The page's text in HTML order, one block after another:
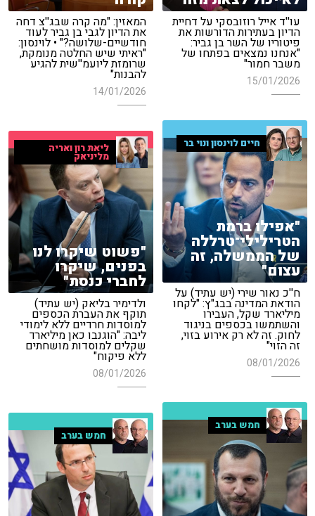
עו''ד אייל רוזובסקי על דחיית
הדיון בעתירות הדורשות את
פיטוריו של השר בן גביר:
"אנחנו נמצאים בפתחו של
משבר חמור"
15/01/2026
המאזין: "מה קרה שבג''צ דחה
את הדיון לגבי בן גביר לעוד
חודשיים-שלושה?" • לוינסון:
"ראיתי שיש החלטה מנומקת,
שרומזת ליועמ''שית להגיע
להבנות"
14/01/2026
חיים לוינסון ונוי בר
"אפילו ברמת
הטרילילי־טרללה
של הממשלה, זה
עצום"
ח''כ נאור שירי (יש עתיד) על
הודאת המדינה בבג"ץ: "לקחו
מיליארד שקל, העבירו
והשתמשו בכספים בניגוד
לחוק. זה לא רק אירוע בזוי,
זה הזוי"
08/01/2026
ליאת רון ואריה
מליניאק
"פשוט שיקרו לנו
בפנים, שיקרו
לחברי כנסת"
ולדימיר בליאק (יש עתיד)
תוקף את העברת הכספים
למוסדות חרדיים ללא לימודי
ליבה: "הוגנבו כאן מיליארד
שקלים למוסדות מושחתים
ללא פיקוח"
08/01/2026
חמש בערב
חמש בערב